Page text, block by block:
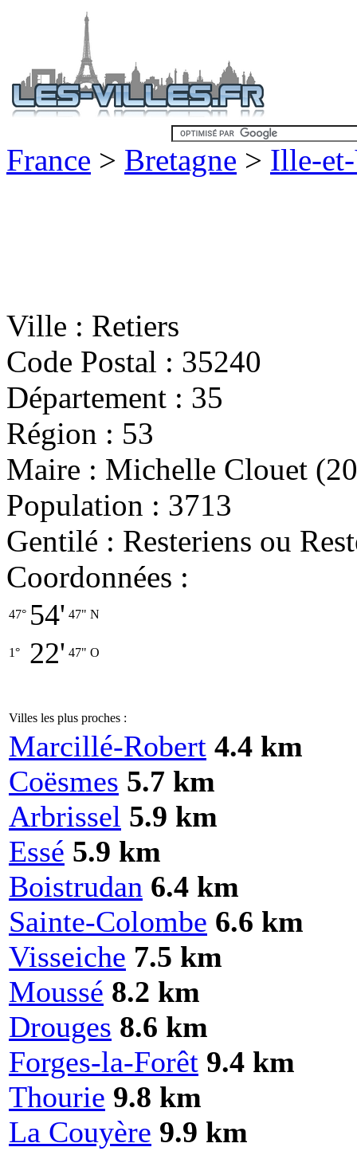
France > Bretagne > Ille-
Ville : Retiers
Code Postal : 35240
Département : 35
Région : 53
Maire : Michelle Clouet
Population : 3713
Gentilé : Resteriens ou
Coordonnées :
47° 54' 47" N
1° 22' 47" O
Villes les plus proches :
Marcillé-Robert 4.4 km
Coësmes 5.7 km
Arbrissel 5.9 km
Essé 5.9 km
Boistrudan 6.4 km
Sainte-Colombe 6.6 km
Visseiche 7.5 km
Moussé 8.2 km
Drouges 8.6 km
Forges-la-Forêt 9.4 km
Thourie 9.8 km
La Couyère 9.9 km